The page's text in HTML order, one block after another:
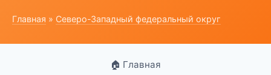
Главная » Северо-Западный федеральный округ
🏠 Главная